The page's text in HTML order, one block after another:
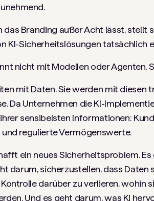
das Branding außer Acht lässt, stellt
KI-Sicherheitslösungen tatsächlich
nicht mit Modellen oder Agenten.
mit Daten. Sie werden mit diesen
Da Unternehmen die KI-
sensibelsten Informationen:
regulierte Vermögenswerte.
ein neues Sicherheitsproblem.
darum, sicherzustellen, dass
darüber zu verlieren,
Und es geht darum, was KI